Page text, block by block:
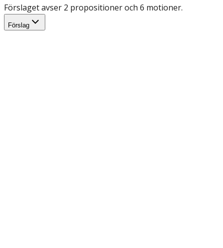
Förslaget avser 2 propositioner och 6 motioner.
Förslag